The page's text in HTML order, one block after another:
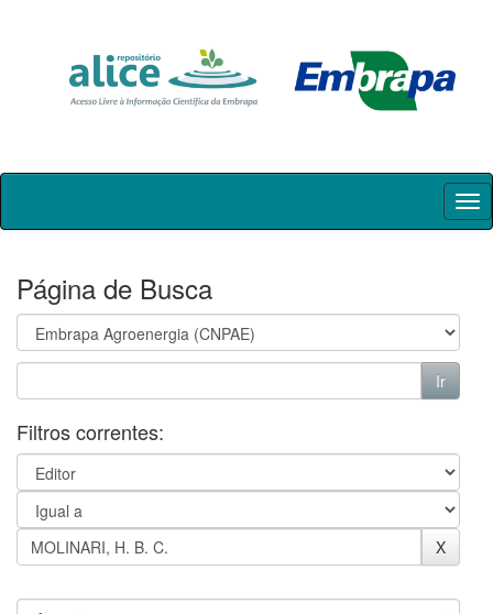
Skip
Página de Busca
Filtros correntes: